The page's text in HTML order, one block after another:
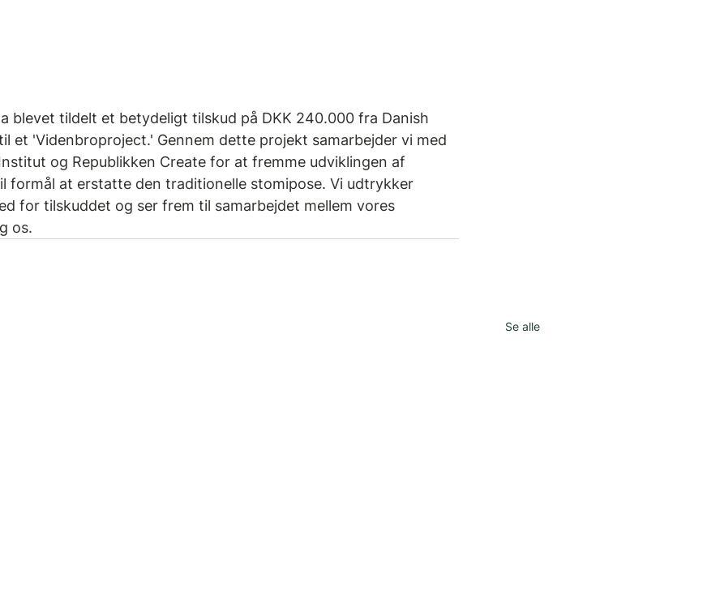
blevet tildelt et betydeligt tilskud på DKK 240.000 fra Danish
et 'Videnbroproject.' Gennem dette projekt samarbejder vi med
og Republikken Create for at fremme udviklingen af
formål at erstatte den traditionelle stomipose. Vi udtrykker
for tilskuddet og ser frem til samarbejdet mellem vores
os.
Se alle